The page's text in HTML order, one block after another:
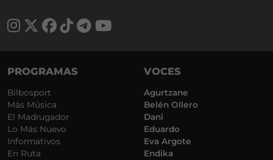
PROGRAMAS
Bilbosport
Más Música
El Madrugador
Lo Más Nuevo
Informativos
En Ruta
VOCES
Agurtzane
Belén Ollero
Dani
Eduardo
Eva Argote
Endika